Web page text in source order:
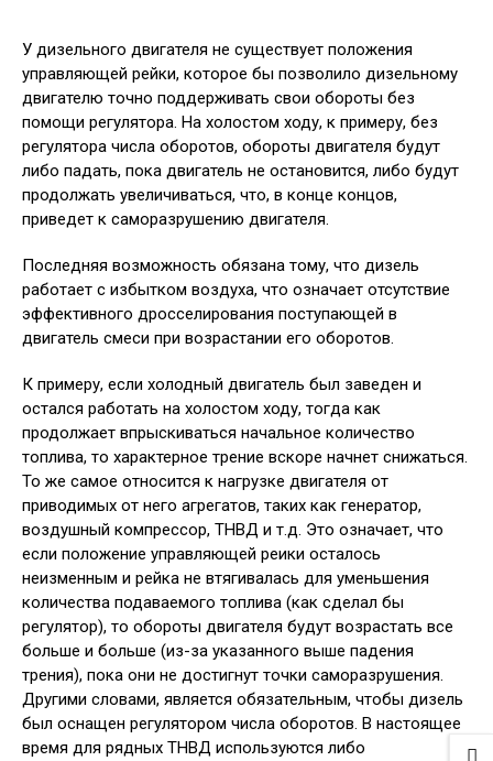
У дизельного двигателя не существует положения
управляющей рейки, которое бы позволило дизельному
двигателю точно поддерживать свои обороты без
помощи регулятора. На холостом ходу, к примеру, без
регулятора числа оборотов, обороты двигателя будут
либо падать, пока двигатель не остановится, либо будут
продолжать увеличиваться, что, в конце концов,
приведет к саморазрушению двигателя.
Последняя возможность обязана тому, что дизель
работает с избытком воздуха, что означает отсутствие
эффективного дросселирования поступающей в
двигатель смеси при возрастании его оборотов.
К примеру, если холодный двигатель был заведен и
остался работать на холостом ходу, тогда как
продолжает впрыскиваться начальное количество
топлива, то характерное трение вскоре начнет снижаться.
То же самое относится к нагрузке двигателя от
приводимых от него агрегатов, таких как генератор,
воздушный компрессор, ТНВД и т.д. Это означает, что
если положение управляющей реики осталось
неизменным и рейка не втягивалась для уменьшения
количества подаваемого топлива (как сделал бы
регулятор), то обороты двигателя будут возрастать все
больше и больше (из-за указанного выше падения
трения), пока они не достигнут точки саморазрушения.
Другими словами, является обязательным, чтобы дизель
был оснащен регулятором числа оборотов. В настоящее
время для рядных ТНВД используются либо